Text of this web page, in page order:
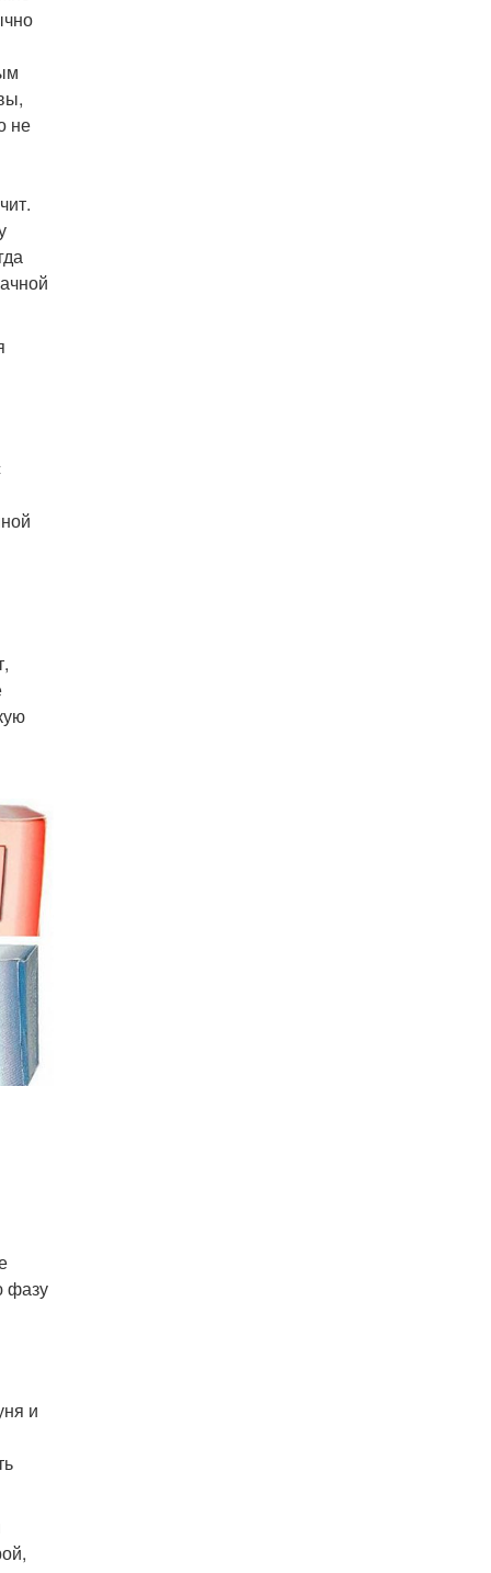
не
фазу
и